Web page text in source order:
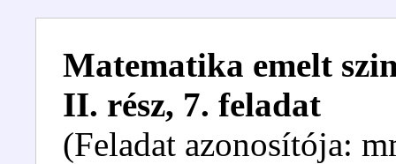
Matematika emelt
II. rész, 7. feladat
(Feladat azonosítója: